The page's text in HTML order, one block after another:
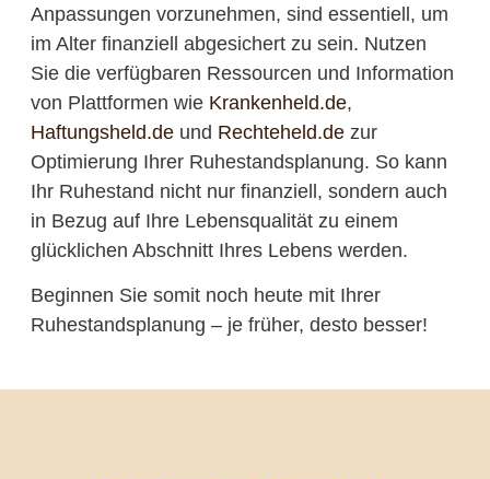
Anpassungen vorzunehmen, sind essentiell, um
im Alter finanziell abgesichert zu sein. Nutzen
Sie die verfügbaren Ressourcen und Information
von Plattformen wie Krankenheld.de,
Haftungsheld.deund Rechteheld.dezur
Optimierung Ihrer Ruhestandsplanung. So kann
Ihr Ruhestand nicht nur finanziell, sondern auch
in Bezug auf Ihre Lebensqualität zu einem
glücklichen Abschnitt Ihres Lebens werden.
Beginnen Sie somit noch heute mit Ihrer
Ruhestandsplanung – je früher, desto besser!